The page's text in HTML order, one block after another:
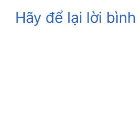
Hãy để lại lời bình